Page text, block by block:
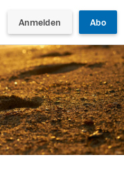
Anmelden Abo